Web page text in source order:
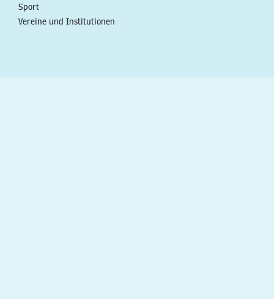
Sport
Vereine und Institutionen